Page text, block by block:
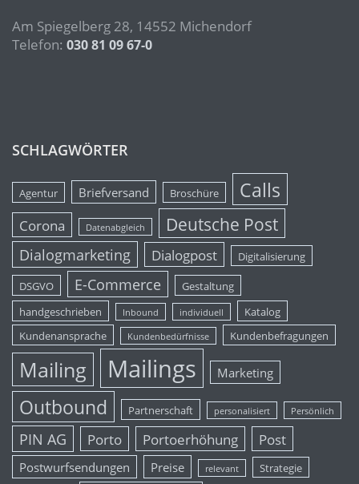
Am Spiegelberg 28, 14552 Michendorf
Telefon: 030 81 09 67-0
SCHLAGWÖRTER
Agentur Briefversand Broschüre Calls
Corona Datenabgleich Deutsche Post
Dialogmarketing Dialogpost Digitalisierung
DSGVO E-Commerce
Gestaltung
handgeschrieben
Inbound individuell
Katalog
Kundenansprache
Kundenbedürfnisse Kundenbefragungen
Mailing Mailings Marketing
Outbound Partnerschaft personalisiert Persönlich
PIN AG Porto Portoerhöhung Post
Postwurfsendungen Preise relevant Strategie